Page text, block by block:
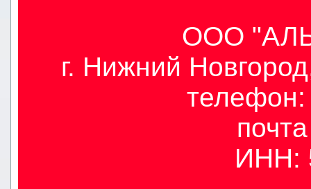
ООО
г. Нижний
телефон:
ИНН: